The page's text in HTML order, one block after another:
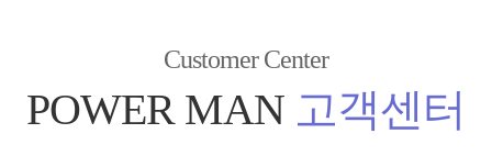
Customer Center
POWER MAN 고객센터